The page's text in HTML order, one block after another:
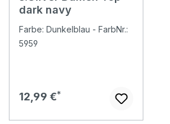
dark navy
Farbe: Dunkelblau - FarbNr.:
5959
Regulärer Preis:
12,99 €